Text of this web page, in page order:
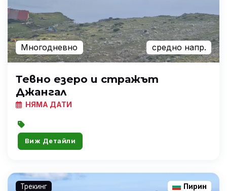
Многодневно средно напр.
Тевно езеро и стражът
Джангал
НЯМА ДАТИ
Виж Детайли
Трекинг Пирин